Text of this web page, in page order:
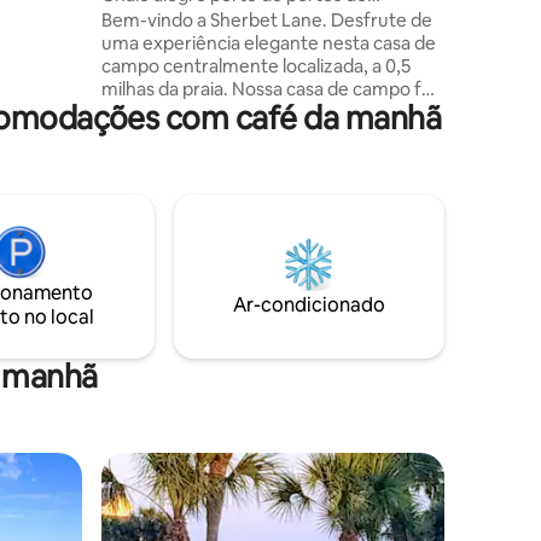
esta
tudo.
cruzeiros e da praia
Bem-vindo a Sherbet Lane. Desfrute de
uma experiência elegante nesta casa de
campo centralmente localizada, a 0,5
milhas da praia. Nossa casa de campo foi
recentemente remodelada com todos
os móveis novos. Oferecemos água fria
iluminado proporcionam segurança ao
entrar após o anoitecer. Estão
disponíveis serviços completos de
lavanderia. Além disso, uma
fora! Nosso quintal é um espaço
com café da manhã
no local
Ar-condicionado